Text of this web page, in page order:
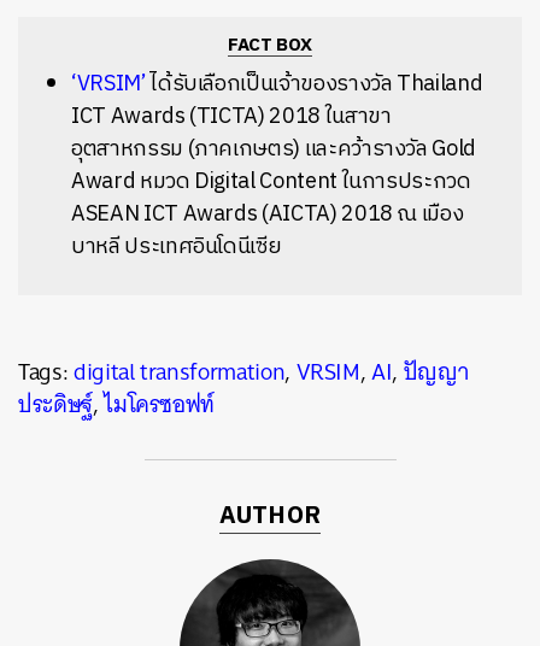
FACT BOX
‘VRSIM’ได้รับเลือกเป็นเจ้าของรางวัล Thailand
ICT Awards (TICTA) 2018 ในสาขา
อุตสาหกรรม (ภาคเกษตร) และคว้ารางวัล Gold
Award หมวด Digital Content ในการประกวด
ASEAN ICT Awards (AICTA) 2018 ณ เมือง
บาหลี ประเทศอินโดนีเซีย
Tags:digital transformation,VRSIM,AI,ปัญญา
ประดิษฐ์,ไมโครซอฟท์
AUTHOR